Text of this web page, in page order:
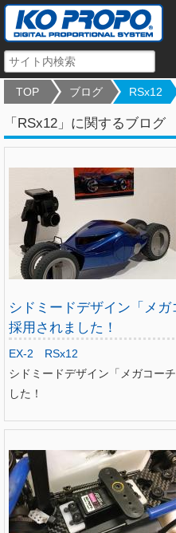
TOP ブログ RSx12
「RSx12」に関するブログ
シドミードデザイン「メ
採用されました！
EX-2
RSx12
シドミードデザイン「メガコー
した！